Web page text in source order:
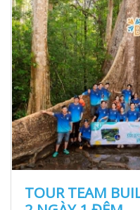
TOUR TEAM